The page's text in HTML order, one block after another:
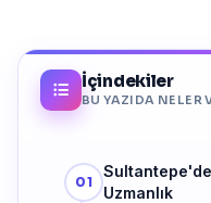
İçindekiler
BU YAZIDA NELER
Uzmanlık